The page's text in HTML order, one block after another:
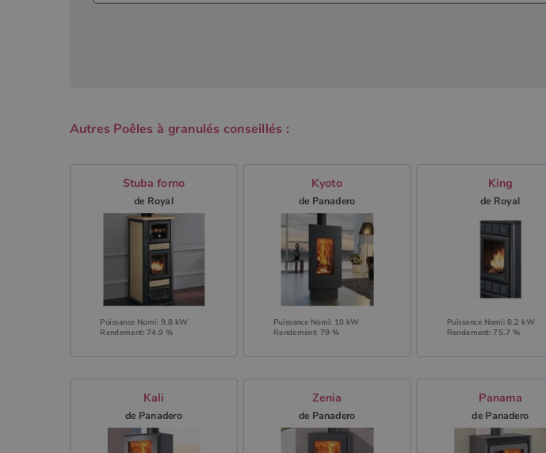
Autres Poêles à granulés conseillés :
Stuba forno
de Royal
Puissance Nomi: 9.8 kW
Rendement: 74.9 %
Kyoto
de Panadero
Puissance Nomi: 10 kW
Rendement: 79 %
King
de Royal
Puissance Nomi: 8.2 kW
Rendement: 75.7 %
Kali
de Panadero
Zenia
de Panadero
Panama
de Panadero